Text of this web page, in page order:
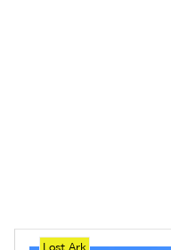
Lost Ark